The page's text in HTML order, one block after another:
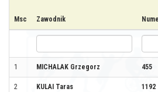
Msc Zawodnik
1 MICHALAK Grzegorz 455
2 KULAI Taras 1192